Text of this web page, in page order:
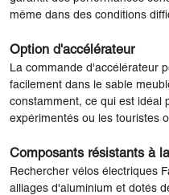
même dans des conditions
Option d'accélérateur
La commande d'accélérateur
facilement dans le sable
constamment, ce qui est idéal
expérimentés ou les touristes
Composants résistants à
Rechercher vélos électriques
alliages d'aluminium et dotés